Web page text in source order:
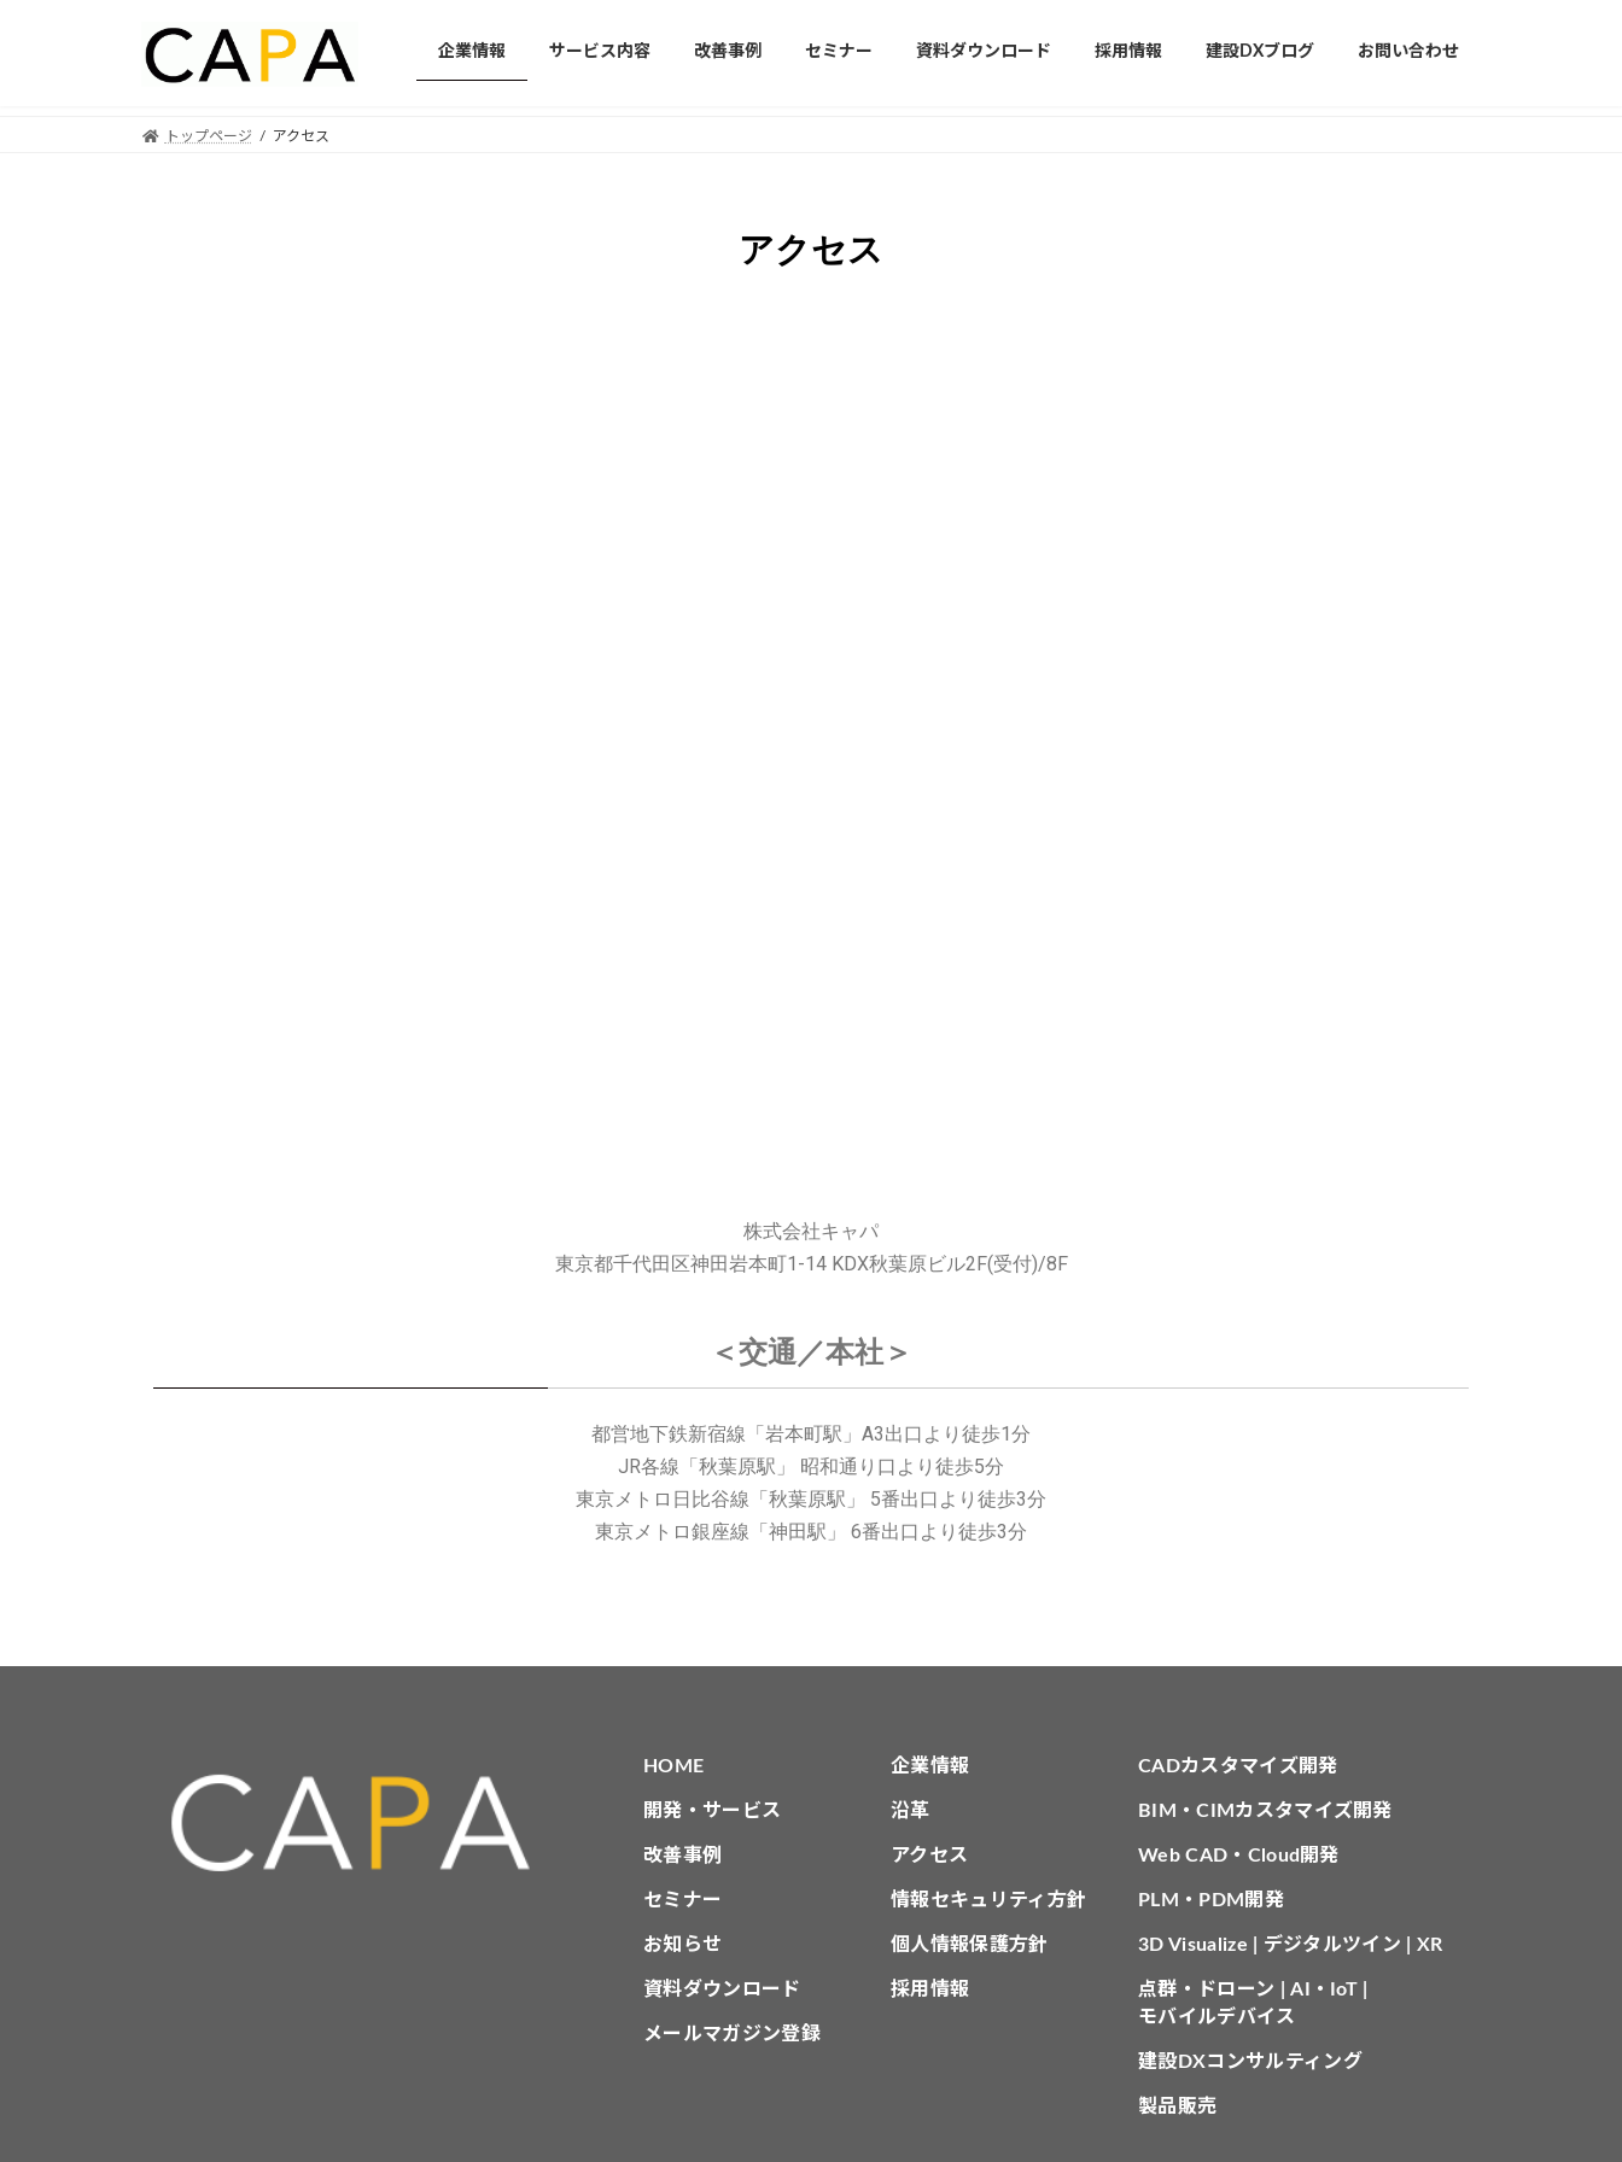
企業情報 サービス内容 改善事例 セミナー 資料ダウンロード 採用情報 建設DXブログ お問い合わせ
トップページ アクセス
アクセス
株式会社キャパ
東京都千代田区神田岩本町1-14 KDX秋葉原ビル2F(受付)/8F
＜交通／本社＞
都営地下鉄新宿線「岩本町駅」A3出口より徒歩1分
JR各線「秋葉原駅」 昭和通り口より徒歩5分
東京メトロ日比谷線「秋葉原駅」 5番出口より徒歩3分
東京メトロ銀座線「神田駅」 6番出口より徒歩3分
HOME
開発・サービス
改善事例
セミナー
お知らせ
資料ダウンロード
メールマガジン登録
企業情報
沿革
アクセス
情報セキュリティ方針
個人情報保護方針
採用情報
CADカスタマイズ開発
BIM・CIMカスタマイズ開発
Web CAD・Cloud開発
PLM・PDM開発
3D Visualize | デジタルツイン | XR
点群・ドローン | AI・IoT |
モバイルデバイス
建設DXコンサルティング
製品販売